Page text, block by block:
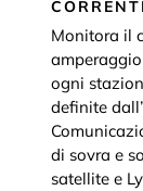
Monitora il
ogni
definite
di sovra e
satellite e